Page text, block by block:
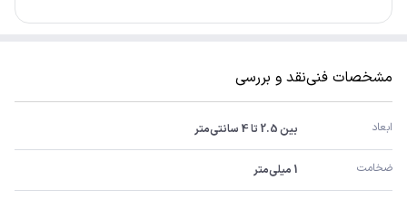
مشخصات فنینقد و بررسی
ابعاد بین 2.5 تا 4 سانتی‌متر
ضخامت 1 میلی‌متر